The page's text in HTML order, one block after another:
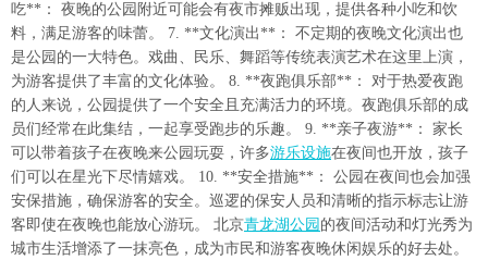
吃**： 夜晚的公园附近可能会有夜市摊贩出现，提供各种小吃和饮
料，满足游客的味蕾。 7. **文化演出**： 不定期的夜晚文化演出也
是公园的一大特色。戏曲、民乐、舞蹈等传统表演艺术在这里上演，
为游客提供了丰富的文化体验。 8. **夜跑俱乐部**： 对于热爱夜跑
的人来说，公园提供了一个安全且充满活力的环境。夜跑俱乐部的成
员们经常在此集结，一起享受跑步的乐趣。 9. **亲子夜游**： 家长
可以带着孩子在夜晚来公园玩耍，许多游乐设施在夜间也开放，孩子
们可以在星光下尽情嬉戏。 10. **安全措施**： 公园在夜间也会加强
安保措施，确保游客的安全。巡逻的保安人员和清晰的指示标志让游
客即使在夜晚也能放心游玩。 北京青龙湖公园 的夜间活动和灯光秀为
城市生活增添了一抹亮色，成为市民和游客夜晚休闲娱乐的好去处。